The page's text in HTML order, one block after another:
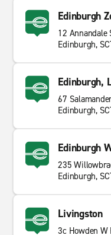
Mietwagen suchen
Luxusautos,
besuchen Sie unsere
passende
sowohl Kurz- als
Corstorphine gibt es
Mietwagen das
Sehenswürdigkeiten
Reise mit Enterprise
Edinburgh
12 Annandale
Edinburgh,
Edinburgh,
67
Edinburgh,
Edinburgh
235
Edinburgh,
Livingston
3c Howden W